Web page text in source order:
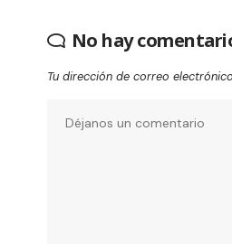
No hay
Tu dirección de correo